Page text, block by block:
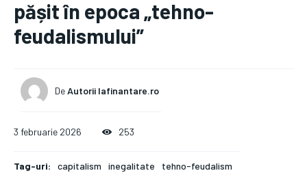
pășit în epoca „tehno-
feudalismului”
DeAutorii Iafinantare.ro
3 februarie 2026 253
Tag-uri: capitalism inegalitate tehno-feudalism